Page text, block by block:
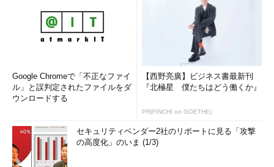
Google Chromeで「不正なファイ
ル」と誤判定されたファイルをダ
ウンロードする
【西野亮廣】ビジネス書最新刊
『北極星 僕たちはどう働くか』
PR(FINCHI on GOETHE)
セキュリティベンダー2社のリポートに見る「攻撃
の高度化」のいま (1/3)